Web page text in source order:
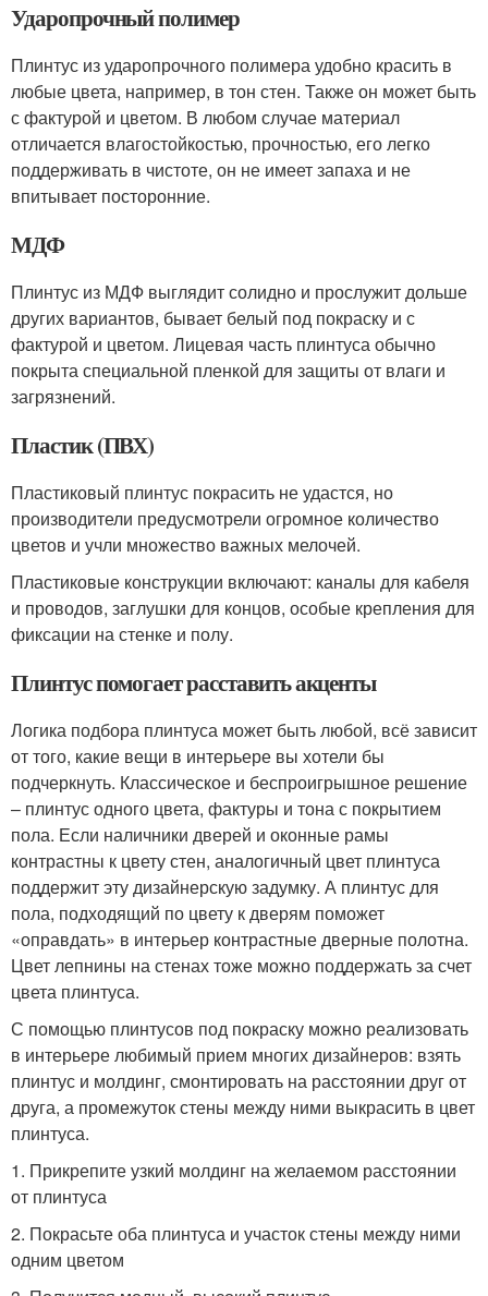
Ударопрочный полимер
Плинтус из ударопрочного полимера удобно красить в
любые цвета, например, в тон стен. Также он может быть
с фактурой и цветом. В любом случае материал
отличается влагостойкостью, прочностью, его легко
поддерживать в чистоте, он не имеет запаха и не
впитывает посторонние.
МДФ
Плинтус из МДФ выглядит солидно и прослужит дольше
других вариантов, бывает белый под покраску и с
фактурой и цветом. Лицевая часть плинтуса обычно
покрыта специальной пленкой для защиты от влаги и
загрязнений.
Пластик (ПВХ)
Пластиковый плинтус покрасить не удастся, но
производители предусмотрели огромное количество
цветов и учли множество важных мелочей.
Пластиковые конструкции включают: каналы для кабеля
и проводов, заглушки для концов, особые крепления для
фиксации на стенке и полу.
Плинтус помогает расставить акценты
Логика подбора плинтуса может быть любой, всё зависит
от того, какие вещи в интерьере вы хотели бы
подчеркнуть. Классическое и беспроигрышное решение
– плинтус одного цвета, фактуры и тона с покрытием
пола. Если наличники дверей и оконные рамы
контрастны к цвету стен, аналогичный цвет плинтуса
поддержит эту дизайнерскую задумку. А плинтус для
пола, подходящий по цвету к дверям поможет
«оправдать» в интерьер контрастные дверные полотна.
Цвет лепнины на стенах тоже можно поддержать за счет
цвета плинтуса.
С помощью плинтусов под покраску можно реализовать
в интерьере любимый прием многих дизайнеров: взять
плинтус и молдинг, смонтировать на расстоянии друг от
друга, а промежуток стены между ними выкрасить в цвет
плинтуса.
1. Прикрепите узкий молдинг на желаемом расстоянии
от плинтуса
2. Покрасьте оба плинтуса и участок стены между ними
одним цветом